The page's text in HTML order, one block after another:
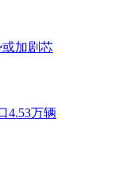
或加剧芯
4.53万辆